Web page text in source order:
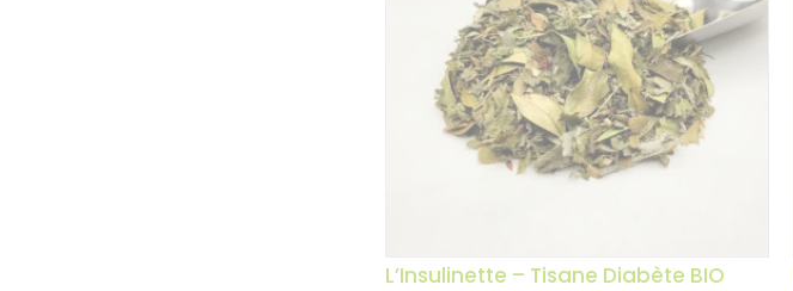
L’Insulinette – Tisane Diabète BIO